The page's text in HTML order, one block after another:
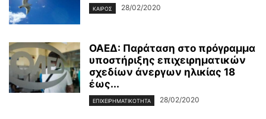
ΚΑΙΡΌΣ 28/02/2020
ΟΑΕΔ: Παράταση στο πρόγραμμα
υποστήριξης επιχειρηματικών
σχεδίων άνεργων ηλικίας 18
έως...
ΕΠΙΧΕΙΡΗΜΑΤΙΚΌΤΗΤΑ 28/02/2020